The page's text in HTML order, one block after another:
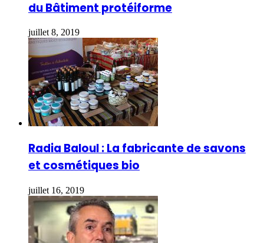
du Bâtiment protéiforme
juillet 8, 2019
Radia Baloul : La fabricante de savons
et cosmétiques bio
juillet 16, 2019